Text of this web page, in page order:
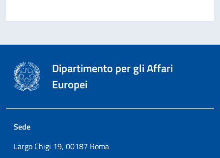
Dipartimento per gli Affari
Europei
Sede
Largo Chigi 19, 00187 Roma